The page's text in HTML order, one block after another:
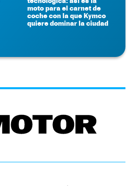
moto para el carnet de
coche con la que Kymco
quiere dominar la ciudad